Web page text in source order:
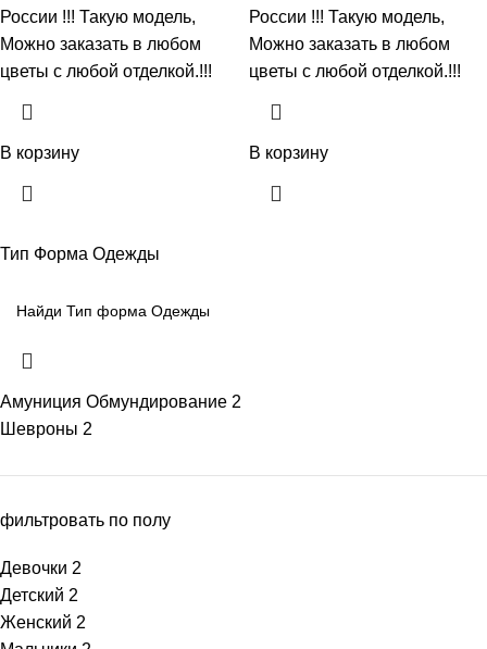
Тип Форма Одежды
Амуниция Обмундирование 2
Шевроны 2
фильтровать по полу
Девочки 2
Детский 2
Женский 2
России !!! Такую модель,
Mожно заказать в любом
цветы с любой отделкой.!!!
В корзину
России !!! Такую модель,
Mожно заказать в любом
цветы с любой отделкой.!!!
В корзину